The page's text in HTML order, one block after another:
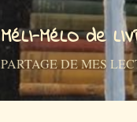
MéLI-MéLO de
PARTAGE DE MES